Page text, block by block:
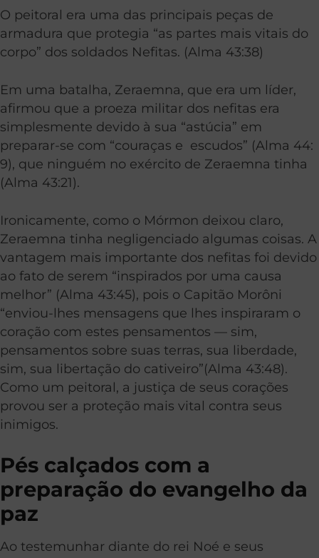
O peitoral era uma das principais peças de
armadura que protegia “as partes mais vitais do
corpo” dos soldados Nefitas. (Alma 43:38)
Em uma batalha, Zeraemna, que era um líder,
afirmou que a proeza militar dos nefitas era
simplesmente devido à sua “astúcia” em
preparar-se com “couraças e escudos” (Alma 44:
9), que ninguém no exército de Zeraemna tinha
(Alma 43:21).
Ironicamente, como o Mórmon deixou claro,
Zeraemna tinha negligenciado algumas coisas. A
vantagem mais importante dos nefitas foi devido
ao fato de serem “inspirados por uma causa
melhor” (Alma 43:45), pois o Capitão Morôni
“enviou-lhes mensagens que lhes inspiraram o
coração com estes pensamentos — sim,
pensamentos sobre suas terras, sua liberdade,
sim, sua libertação do cativeiro”(Alma 43:48).
Como um peitoral, a justiça de seus corações
provou ser a proteção mais vital contra seus
inimigos.
Pés calçados com a
preparação do evangelho da
paz
Ao testemunhar diante do rei Noé e seus